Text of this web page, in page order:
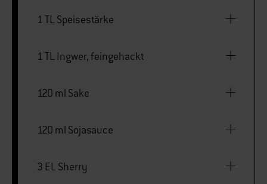
1 TL Speisestärke
1 TL Ingwer, feingehackt
120 ml Sake
120 ml Sojasauce
3 EL Sherry